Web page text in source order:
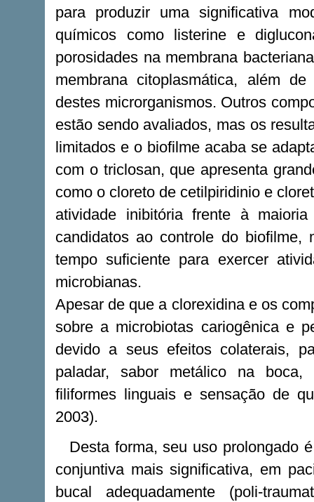
para produzir uma significativa
químicos como listerine e
porosidades na membrana
membrana citoplasmática, além
destes microrganismos. Outros
estão sendo avaliados, mas os
limitados e o biofilme acaba se
com o triclosan, que apresenta
como o cloreto de cetilpiridinio e
atividade inibitória frente à
candidatos ao controle do biofilme,
tempo suficiente para exercer
microbianas.
Apesar de que a clorexidina e os
sobre a microbiotas cariogênica e
devido a seus efeitos colaterais,
paladar, sabor metálico na boca,
filiformes linguais e sensação de
2003).
Desta forma, seu uso prolongado
conjuntiva mais significativa, em
bucal adequadamente (poli-